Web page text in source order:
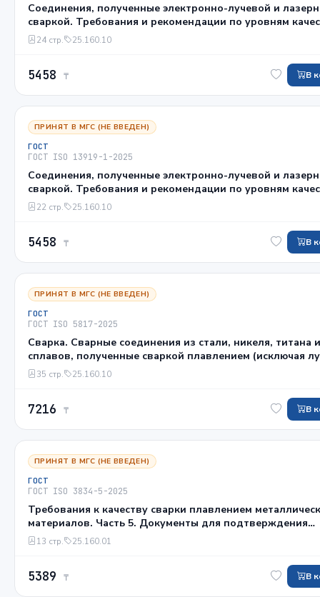
Соединения, полученные электронно-лучевой и
сваркой. Требования и рекомендации по уровням
Часть 2. Алюминий, магний и их сплавы и чистая мед
24 стр. 25.160.10
5458 ₸ В
ПРИНЯТ В МГС (НЕ ВВЕДЕН)
ГОСТ
ГОСТ ISO 13919-1-2025
Соединения, полученные электронно-лучевой и
сваркой. Требования и рекомендации по уровням
Часть 1. Сталь, никель, титан и их сплавы
22 стр. 25.160.10
5458 ₸ В
ПРИНЯТ В МГС (НЕ ВВЕДЕН)
ГОСТ
ГОСТ ISO 5817-2025
Сварка. Сварные соединения из стали, никеля, титана
сплавов, полученные сваркой плавлением (исключая
способы сварки). Уровни качества
35 стр. 25.160.10
7216 ₸ В
ПРИНЯТ В МГС (НЕ ВВЕДЕН)
ГОСТ
ГОСТ ISO 3834-5-2025
Требования к качеству сварки плавлением
материалов. Часть 5. Документы для подтверждения
соответствия требованиям к качеству ISO 3834-2, ISO
или ISO 3834-4
13 стр. 25.160.01
5389 ₸ В